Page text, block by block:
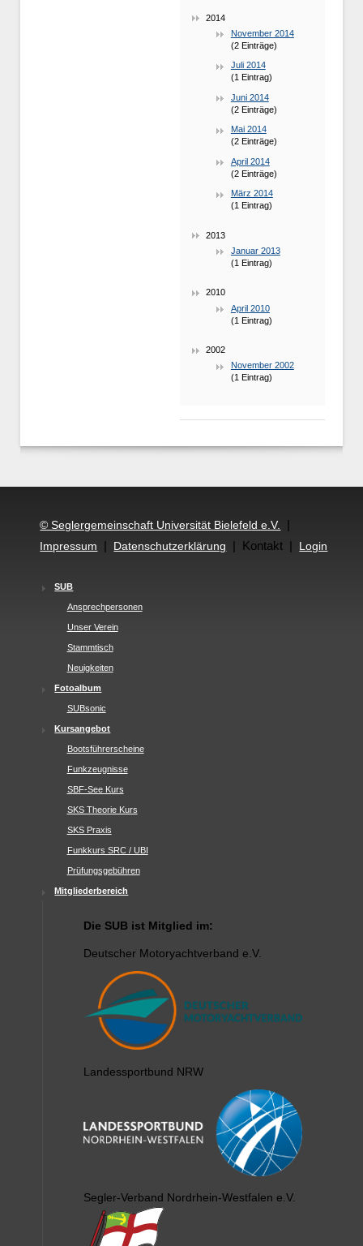
2014
November 2014
(2 Einträge)
Juli 2014
(1 Eintrag)
Juni 2014
(2 Einträge)
Mai 2014
(2 Einträge)
April 2014
(2 Einträge)
März 2014
(1 Eintrag)
2013
Januar 2013
(1 Eintrag)
2010
April 2010
(1 Eintrag)
2002
November 2002
(1 Eintrag)
© Seglergemeinschaft Universität Bielefeld e.V. |
Impressum | Datenschutzerklärung | Kontakt | Login
SUB
Ansprechpersonen
Unser Verein
Stammtisch
Neuigkeiten
Fotoalbum
SUBsonic
Kursangebot
Bootsführerscheine
Funkzeugnisse
SBF-See Kurs
SKS Theorie Kurs
SKS Praxis
Funkkurs SRC / UBI
Prüfungsgebühren
Mitgliederbereich
Die SUB ist Mitglied im:
Deutscher Motoryachtverband e.V.
Landessportbund NRW
Segler-Verband Nordrhein-Westfalen e.V.